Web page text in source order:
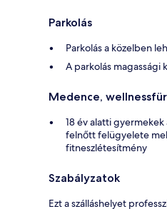
Parkolás
Parkolás a közelben
A parkolás magassági
Medence,
18 év alatti
felnőtt felügyelete
fitneszlétesítmény
Szabályzatok
Ezt a szálláshelyet